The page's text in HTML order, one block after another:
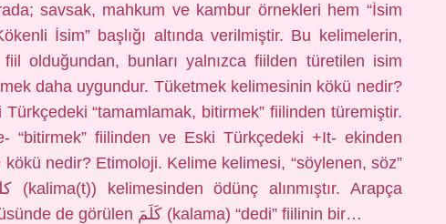
savsak, mahkum ve kambur örnekleri hem “İsim
İsim” başlığı altında verilmiştir. Bu kelimelerin,
fiil olduğundan, bunları yalnızca fiilden türetilen isim
daha uygundur. Tüketmek kelimesinin kökü nedir?
“tamamlamak, bitirmek” fiilinden türemiştir.
“bitirmek” fiilinden ve Eski Türkçedeki +It- ekinden
nedir? Etimoloji. Kelime kelimesi, “söylenen, söz”
kelime, aynı dilde faˁila(t) ölçüsünde de görülen كَلَمَ (kalama) “dedi” fiilinin bir…